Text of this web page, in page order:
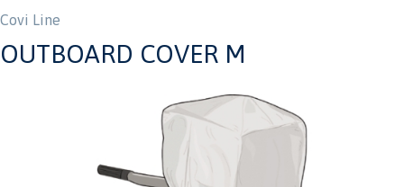
Covi Line
OUTBOARD COVER M